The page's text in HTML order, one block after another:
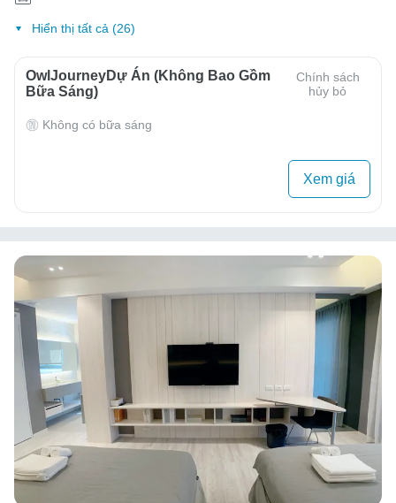
Hiển thị tất cả (26)
OwlJourneyDự Án (Không Bao Gồm
Bữa Sáng)
Chính sách
hủy bỏ
Không có bữa sáng
Xem giá